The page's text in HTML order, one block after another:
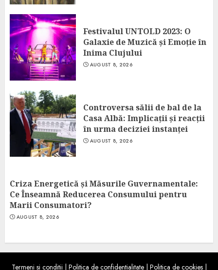
Festivalul UNTOLD 2023: O
Galaxie de Muzică și Emoție în
Inima Clujului
AUGUST 8, 2026
Controversa sălii de bal de la
Casa Albă: Implicații și reacții
în urma deciziei instanței
AUGUST 8, 2026
Criza Energetică și Măsurile Guvernamentale:
Ce Înseamnă Reducerea Consumului pentru
Marii Consumatori?
AUGUST 8, 2026
Termeni si conditii | Politica de confidentialitate| Politica de cookies|